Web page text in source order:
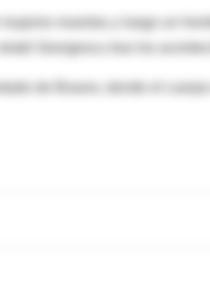
muertas y luego un
Georgescu tras los